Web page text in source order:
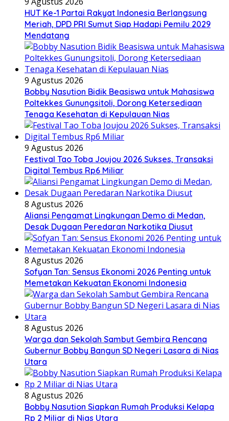
HUT Ke-1 Partai Rakyat Indonesia Berlangsung
Meriah, DPD PRI Sumut Siap Hadapi Pemilu 2029
Mendatang
9 Agustus 2026
Bobby Nasution Bidik Beasiswa untuk Mahasiswa
Poltekkes Gunungsitoli, Dorong Ketersediaan
Tenaga Kesehatan di Kepulauan Nias
9 Agustus 2026
Festival Tao Toba Joujou 2026 Sukses, Transaksi
Digital Tembus Rp6 Miliar
8 Agustus 2026
Aliansi Pengamat Lingkungan Demo di Medan,
Desak Dugaan Peredaran Narkotika Diusut
8 Agustus 2026
Sofyan Tan: Sensus Ekonomi 2026 Penting untuk
Memetakan Kekuatan Ekonomi Indonesia
8 Agustus 2026
Warga dan Sekolah Sambut Gembira Rencana
Gubernur Bobby Bangun SD Negeri Lasara di Nias
Utara
8 Agustus 2026
Bobby Nasution Siapkan Rumah Produksi Kelapa
Rp 2 Miliar di Nias Utara